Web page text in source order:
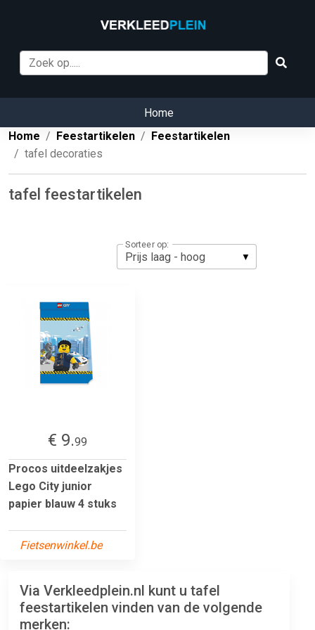
Home
Home
Feestartikelen
Feestartikelen
tafel decoraties
tafel feestartikelen
Sorteer op:
€ 9.99
Procos uitdeelzakjes
Lego City junior
papier blauw 4 stuks
Fietsenwinkel.be
Via Verkleedplein.nl kunt u tafel
feestartikelen vinden van de volgende
merken: